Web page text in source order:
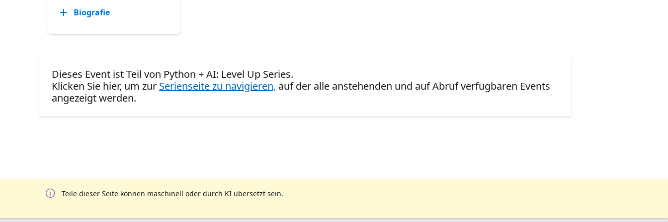
Biografie
Dieses Event ist Teil von Python + AI: Level Up Series.
Klicken Sie hier, um zur Serienseite zu navigieren, auf der alle anstehenden und auf Abruf verfügbaren Events
angezeigt werden.
Teile dieser Seite können maschinell oder durch KI übersetzt sein.